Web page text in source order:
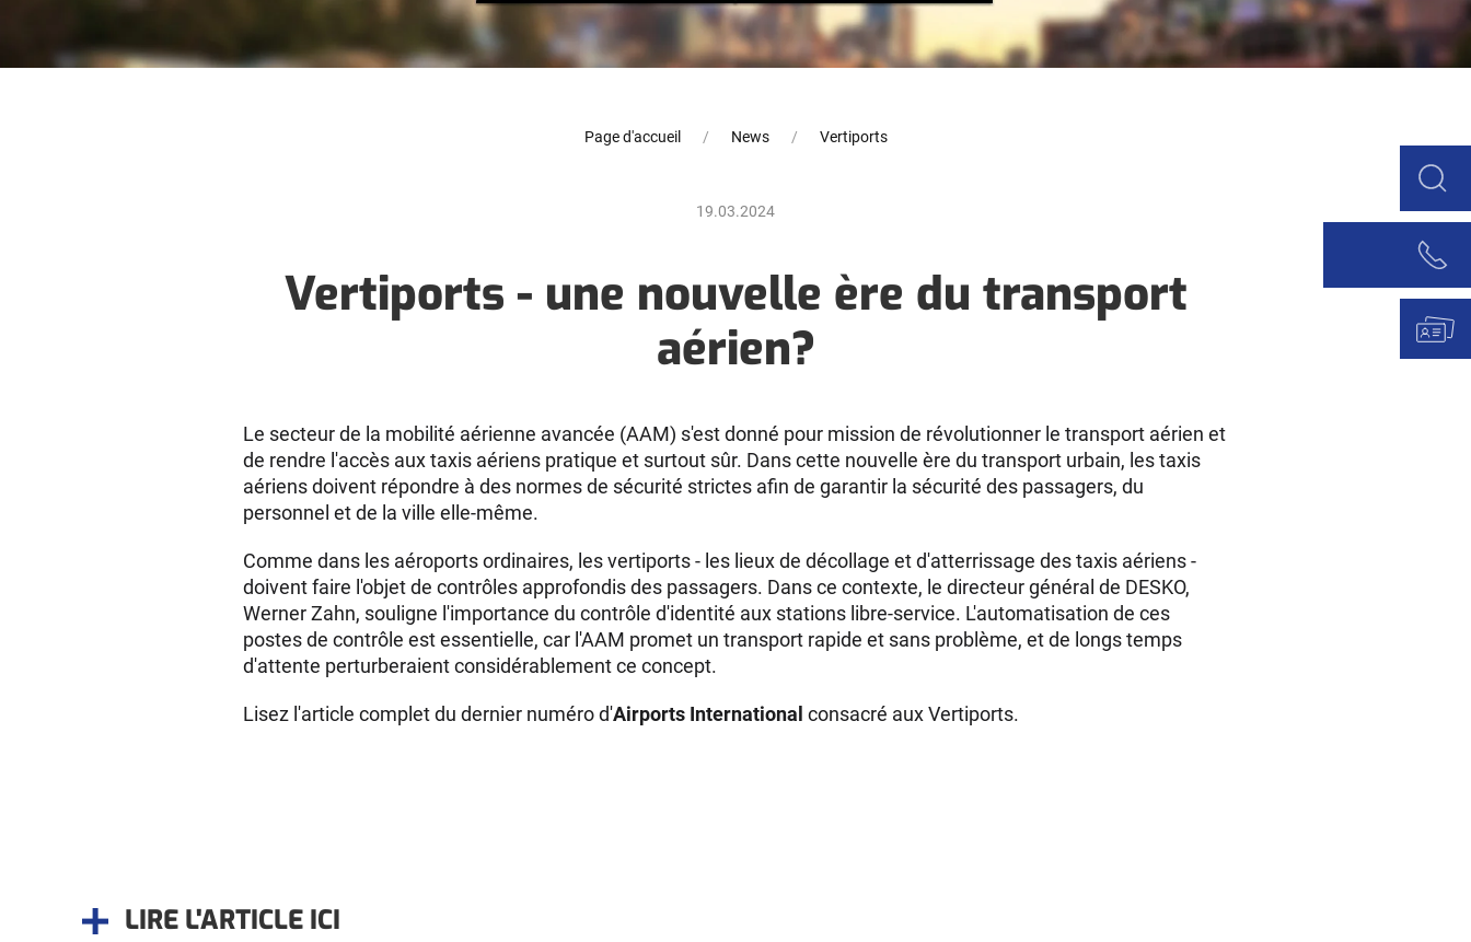
Page d'accueil News Vertiports
19.03.2024
Vertiports - une nouvelle ère du transport
aérien?
Le secteur de la mobilité aérienne avancée (AAM) s'est donné pour mission de révolutionner le transport aérien et
de rendre l'accès aux taxis aériens pratique et surtout sûr. Dans cette nouvelle ère du transport urbain, les taxis
aériens doivent répondre à des normes de sécurité strictes afin de garantir la sécurité des passagers, du
personnel et de la ville elle-même.
Comme dans les aéroports ordinaires, les vertiports - les lieux de décollage et d'atterrissage des taxis aériens -
doivent faire l'objet de contrôles approfondis des passagers. Dans ce contexte, le directeur général de DESKO,
Werner Zahn, souligne l'importance du contrôle d'identité aux stations libre-service. L'automatisation de ces
postes de contrôle est essentielle, car l'AAM promet un transport rapide et sans problème, et de longs temps
d'attente perturberaient considérablement ce concept.
Lisez l'article complet du dernier numéro d'Airports International consacré aux Vertiports.
LIRE L'ARTICLE ICI